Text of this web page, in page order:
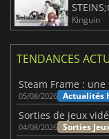
Kinguin
TENDANCES
05/08/2026 Actualités
04/08/2026 Sorties